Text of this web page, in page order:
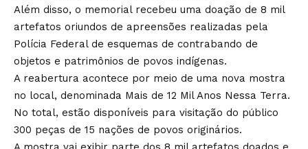
Além disso, o memorial recebeu uma doação de 8 mil
artefatos oriundos de apreensões realizadas pela
Polícia Federal de esquemas de contrabando de
objetos e patrimônios de povos indígenas.
A reabertura acontece por meio de uma nova mostra
no local, denominada Mais de 12 Mil Anos Nessa Terra.
No total, estão disponíveis para visitação do público
300 peças de 15 nações de povos originários.